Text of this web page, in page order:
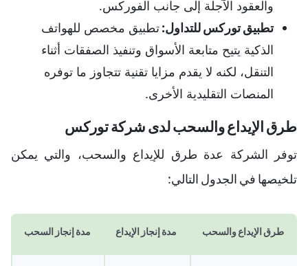
والعقود الآجلة إلى جانب الفوركس.
تطبيق توركس للتداول:تطبيق مخصص للهواتف
الذكية يتيح متابعة الأسواق وتنفيذ الصفقات أثناء
التنقل، لكنه لا يقدم مزايا تقنية تتجاوز ما توفره
المنصات التقليدية الأخرى.
طرق الإيداع والسحب لدى شركة توركس
توفر الشركة عدة طرق للإيداع والسحب، والتي يمكن
تلخيصها في الجدول التالي:
طرق الإيداع والسحب مدة إنجاز الإيداع مدة إنجاز السحب